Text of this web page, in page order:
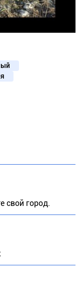
свой город.